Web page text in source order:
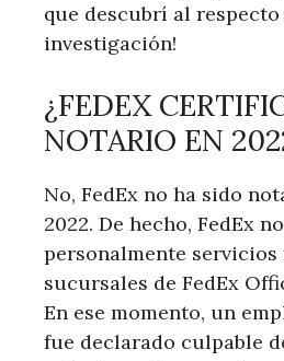
que descubrí al respecto
investigación!
¿FEDEX
NOTARIO EN
No, FedEx no ha sido
2022. De hecho, FedEx
personalmente
sucursales de FedEx
En ese momento, un
fue declarado culpable